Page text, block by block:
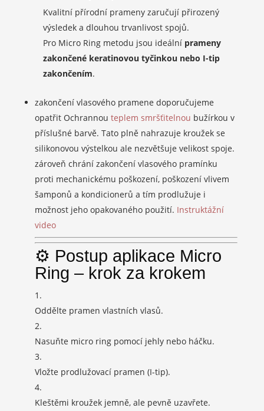
Kvalitní přírodní prameny zaručují přirozený
výsledek a dlouhou trvanlivost spojů.
Pro Micro Ring metodu jsou ideální prameny
zakončené keratinovou tyčinkou nebo I-tip
zakončením.
zakončení vlasového pramene doporučujeme
opatřit Ochrannou teplem smršťitelnou bužírkou v
příslušné barvě. Tato plně nahrazuje kroužek se
silikonovou výstelkou ale nezvětšuje velikost spoje.
zároveň chrání zakončení vlasového pramínku
proti mechanickému poškození, poškození vlivem
šamponů a kondicionerů a tím prodlužuje i
možnost jeho opakovaného použití. Instruktážní
video
⚙️ Postup aplikace Micro
Ring – krok za krokem
Oddělte pramen vlastních vlasů.
Nasuňte micro ring pomocí jehly nebo háčku.
Vložte prodlužovací pramen (I-tip).
Kleštěmi kroužek jemně, ale pevně uzavřete.